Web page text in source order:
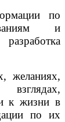
по
и
желаниях,
взглядах,
к жизни в
по их